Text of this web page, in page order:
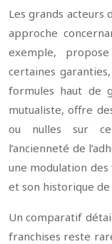
Les grands acteurs
approche
exemple,
certaines
formules haut de
mutualiste, offre
ou nulles sur
l’ancienneté de
une modulation
et son historique de
Un comparatif
franchises reste